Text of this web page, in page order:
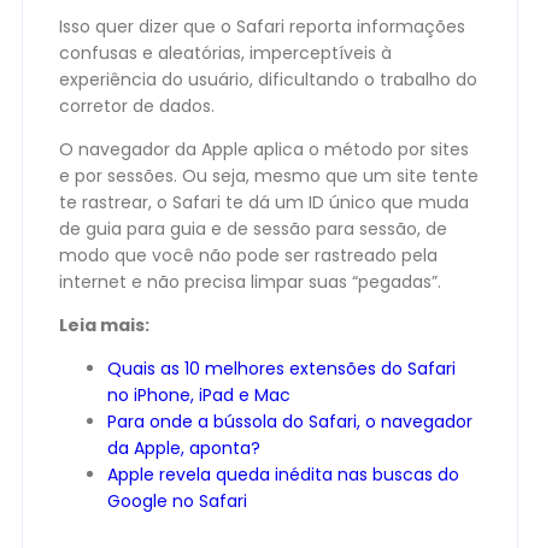
Isso quer dizer que o Safari reporta informações
confusas e aleatórias, imperceptíveis à
experiência do usuário, dificultando o trabalho do
corretor de dados.
O navegador da Apple aplica o método por sites
e por sessões. Ou seja, mesmo que um site tente
te rastrear, o Safari te dá um ID único que muda
de guia para guia e de sessão para sessão, de
modo que você não pode ser rastreado pela
internet e não precisa limpar suas “pegadas”.
Leia mais:
Quais as 10 melhores extensões do Safari
no iPhone, iPad e Mac
Para onde a bússola do Safari, o navegador
da Apple, aponta?
Apple revela queda inédita nas buscas do
Google no Safari